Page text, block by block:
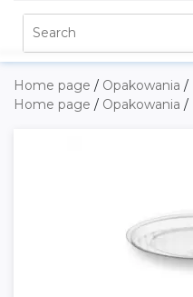
Home page / Opakowania /
Home page / Opakowania /